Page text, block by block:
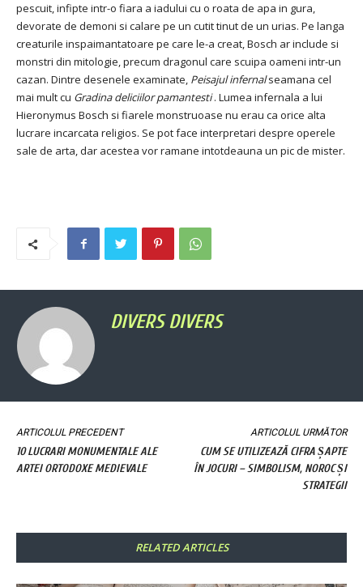
pescuit, infipte intr-o fiara a iadului cu o roata de apa in gura,
devorate de demoni si calare pe un cutit tinut de un urias. Pe langa
creaturile inspaimantatoare pe care le-a creat, Bosch ar include si
monstri din mitologie, precum dragonul care scuipa oameni intr-un
cazan. Dintre desenele examinate, Peisajul infernalseamana cel
mai mult cu Gradina deliciilor pamantesti. Lumea infernala a lui
Hieronymus Bosch si fiarele monstruoase nu erau ca orice alta
lucrare incarcata religios. Se pot face interpretari despre operele
sale de arta, dar acestea vor ramane intotdeauna un pic de mister.
DIVERS DIVERS
ARTICOLUL PRECEDENT
10 LUCRARI MONUMENTALE ALE
ARTEI ORTODOXE MEDIEVALE
ARTICOLUL URMĂTOR
CUM SE UTILIZEAZĂ CIFRA ȘAPTE
ÎN JOCURI – SIMBOLISM, NOROC ȘI
STRATEGII
RELATED ARTICLES